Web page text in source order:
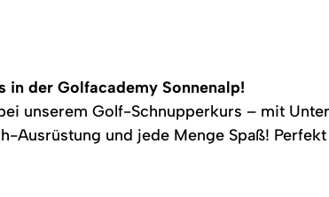
der Golfacademy Sonnenalp!
unserem Golf-Schnupperkurs – mit
Ausrüstung und jede Menge Spaß!